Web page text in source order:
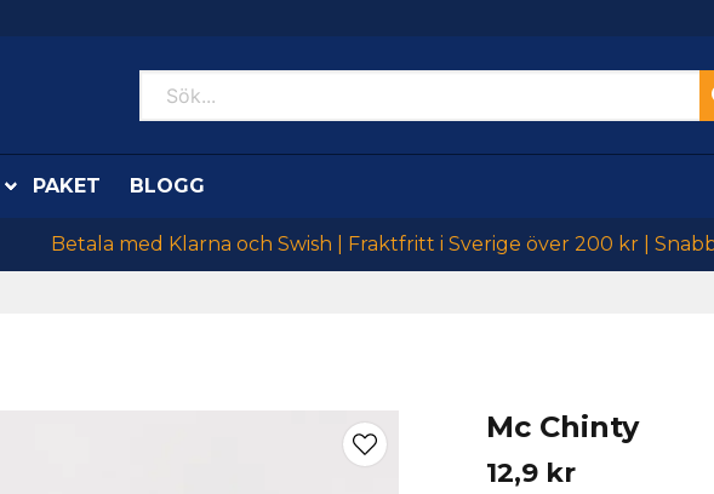
PAKET BLOGG
Betala med Klarna och Swish | Fraktfritt i Sverige över 200 kr |
Mc Chinty
12,9 kr